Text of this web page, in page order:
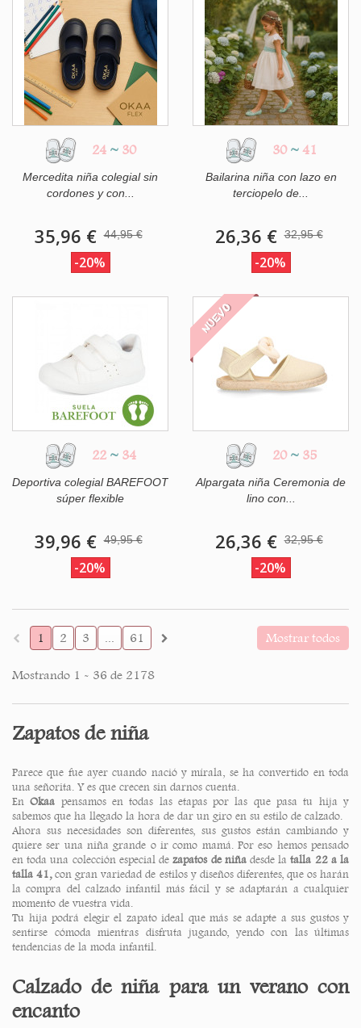
24 ~ 30
Mercedita niña colegial sin
cordones y con...
35,96 € 44,95 €
-20%
30 ~ 41
Bailarina niña con lazo en
terciopelo de...
26,36 € 32,95 €
-20%
22 ~ 34
Deportiva colegial BAREFOOT
súper flexible
39,96 € 49,95 €
-20%
NUEVO
20 ~ 35
Alpargata niña Ceremonia de
lino con...
26,36 € 32,95 €
-20%
Mostrar todos
1 2 3 ... 61
Mostrando 1 - 36 de 2178
Zapatos de niña
Parece que fue ayer cuando nació y mírala, se ha convertido en toda
una señorita. Y es que crecen sin darnos cuenta.
EnOkaa pensamos en todas las etapas por las que pasa tu hija y
sabemos que ha llegado la hora de dar un giro en su estilo de calzado.
Ahora sus necesidades son diferentes, sus gustos están cambiando y
quiere ser una niña grande o ir como mamá. Por eso hemos pensado
en toda una colección especial de zapatos de niñadesde la talla 22 a la
talla 41,con gran variedad de estilos y diseños diferentes, que os harán
la compra del calzado infantil más fácil y se adaptarán a cualquier
momento de vuestra vida.
Tu hija podrá elegir el zapato ideal que más se adapte a sus gustos y
sentirse cómoda mientras disfruta jugando, yendo con las últimas
tendencias de la moda infantil.
Calzado de niña para un verano con
encanto